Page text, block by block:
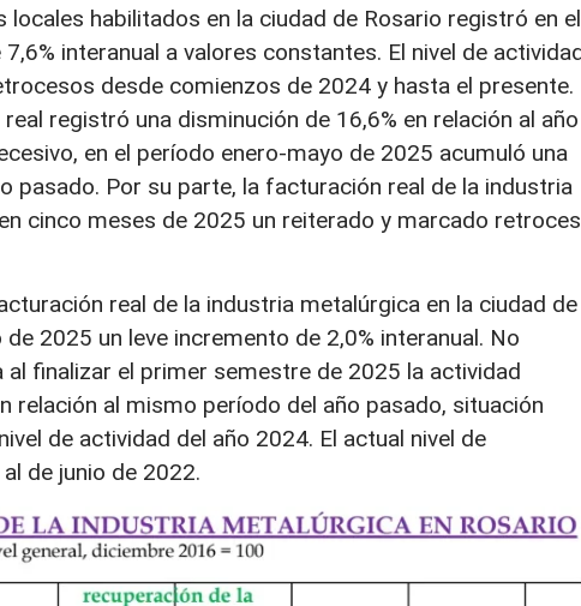
habilitados en la ciudad de Rosario registró en el
interanual a valores constantes. El nivel de
desde comienzos de 2024 y hasta el presente.
registró una disminución de 16,6% en relación al año
en el período enero-mayo de 2025 acumuló una
pasado. Por su parte, la facturación real de la industria
cinco meses de 2025 un reiterado y marcado
real de la industria metalúrgica en la ciudad de
2025 un leve incremento de 2,0% interanual. No
finalizar el primer semestre de 2025 la actividad
relación al mismo período del año pasado, situación
de actividad del año 2024. El actual nivel de
de junio de 2022.